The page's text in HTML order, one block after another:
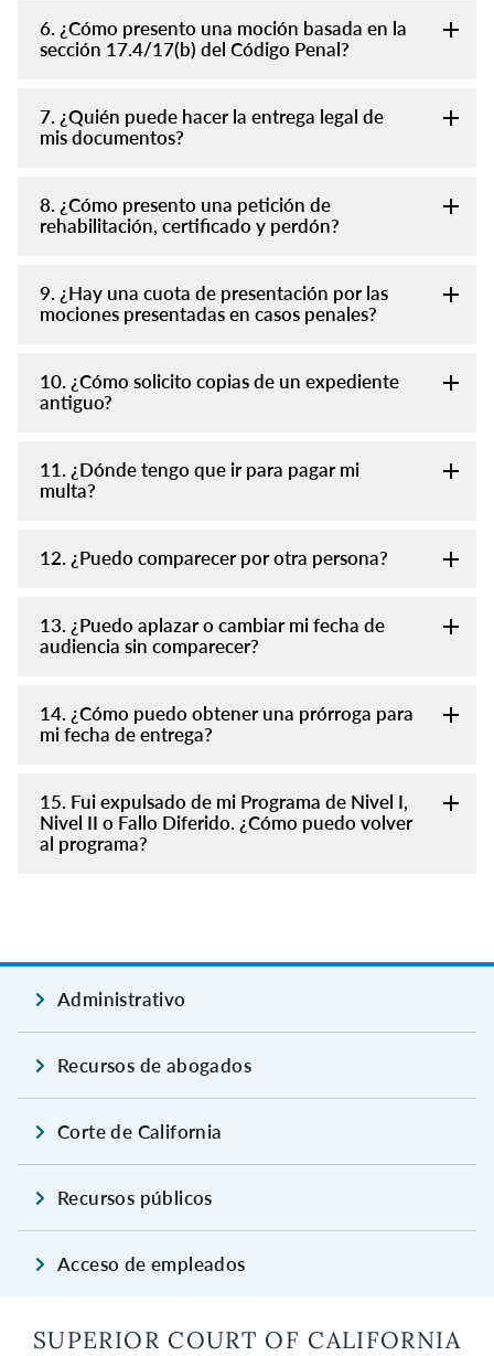
6. ¿Cómo presento una moción basada en la
sección 17.4/17(b) del Código Penal?
7. ¿Quién puede hacer la entrega legal de
mis documentos?
8. ¿Cómo presento una petición de
rehabilitación, certificado y perdón?
9. ¿Hay una cuota de presentación por las
mociones presentadas en casos penales?
10. ¿Cómo solicito copias de un expediente
antiguo?
11. ¿Dónde tengo que ir para pagar mi
multa?
12. ¿Puedo comparecer por otra persona?
13. ¿Puedo aplazar o cambiar mi fecha de
audiencia sin comparecer?
14. ¿Cómo puedo obtener una prórroga para
mi fecha de entrega?
15. Fui expulsado de mi Programa de Nivel I,
Nivel II o Fallo Diferido. ¿Cómo puedo volver
al programa?
Administrativo
Recursos de abogados
Corte de California
Recursos públicos
Acceso de empleados
SUPERIOR COURT OF CALIFORNIA